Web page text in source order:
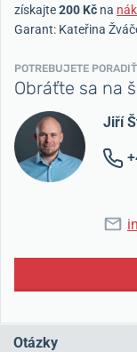
získajte200 Kč na
Garant: Kateřina
POTREBUJETE
Obráťte sa na
Jiří
Otázky